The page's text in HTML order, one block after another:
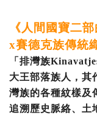
《人間國寶二
x賽德克族傳統
「排灣族
大王部落族人，其
灣族的各種紋樣及
追溯歷史脈絡、土